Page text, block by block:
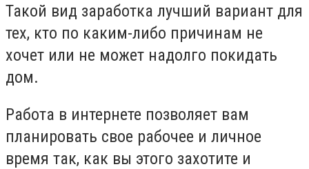
Такой вид заработка лучший вариант для
тех, кто по каким-либо причинам не
хочет или не может надолго покидать
дом.
Работа в интернете позволяет вам
планировать свое рабочее и личное
время так, как вы этого захотите и